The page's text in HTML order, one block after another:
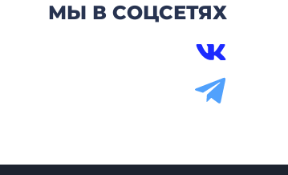
МЫ В СОЦСЕТЯХ